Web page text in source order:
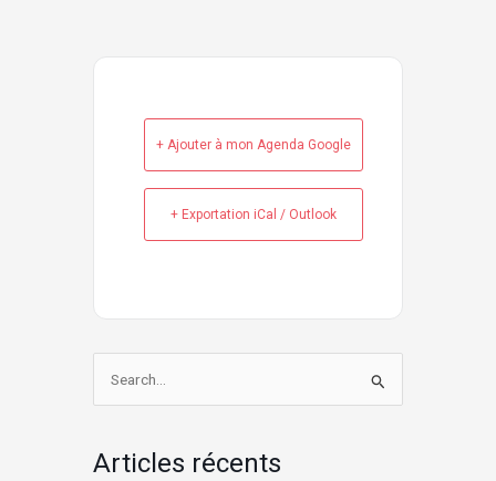
+ Ajouter à mon Agenda Google
+ Exportation iCal / Outlook
Rechercher :
Articles récents